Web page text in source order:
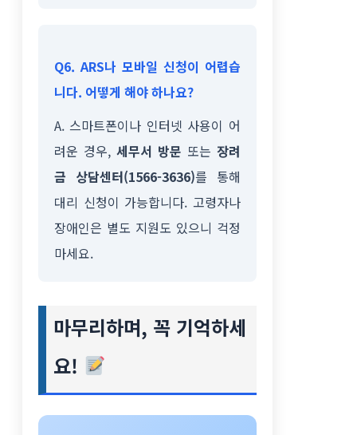
Q6. ARS나 모바일 신청이 어렵습
니다. 어떻게 해야 하나요?
A. 스마트폰이나 인터넷 사용이 어
려운 경우, 세무서 방문 또는 장려
금 상담센터(1566-3636)를 통해
대리 신청이 가능합니다. 고령자나
장애인은 별도 지원도 있으니 걱정
마세요.
마무리하며, 꼭 기억하세
요!